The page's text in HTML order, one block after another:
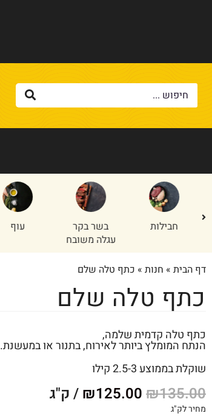
בשר בקר
עוף הודו
דף הבית » חנות » כתף טלה שלם
כתף טלה שלם
כתף טלה קדמית שלמה,
הנתח המומלץ ביותר לאירוח, בתנור או במעשנת.
שוקלת בממוצע 2.5-3 קילו
₪135.00
₪125.00 / ק"ג
מחיר לק"ג